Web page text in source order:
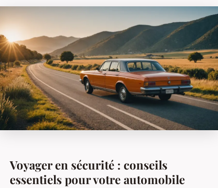
Voyager en sécurité : conseils
essentiels pour votre automobile